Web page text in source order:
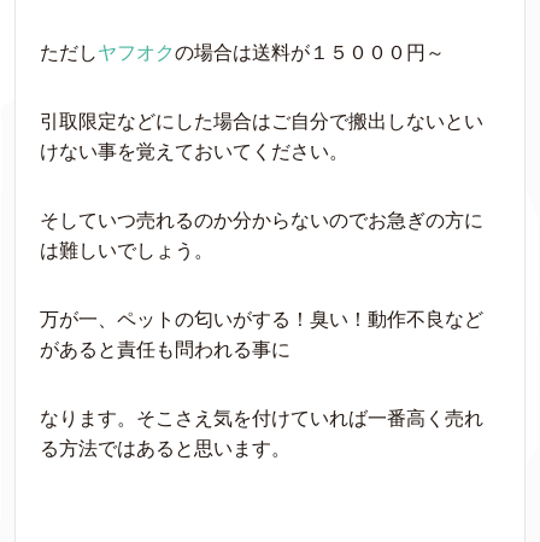
ただしヤフオクの場合は送料が１５０００円～
引取限定などにした場合はご自分で搬出しないとい
けない事を覚えておいてください。
そしていつ売れるのか分からないのでお急ぎの方に
は難しいでしょう。
万が一、ペットの匂いがする！臭い！動作不良など
があると責任も問われる事に
なります。そこさえ気を付けていれば一番高く売れ
る方法ではあると思います。